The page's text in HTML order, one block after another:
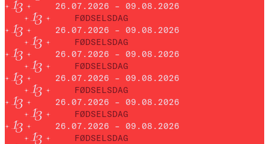
26.07.2026 – 09.08.2026
FØDSELSDAG
26.07.2026 – 09.08.2026
FØDSELSDAG
26.07.2026 – 09.08.2026
FØDSELSDAG
26.07.2026 – 09.08.2026
FØDSELSDAG
26.07.2026 – 09.08.2026
FØDSELSDAG
26.07.2026 – 09.08.2026
FØDSELSDAG